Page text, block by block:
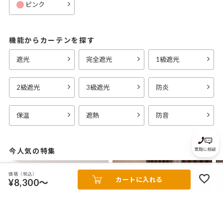
ピンク
機能からカーテンを探す
遮光 完全遮光 1級遮光
2級遮光 3級遮光 防炎
保温 遮熱 防音
今人気の特集
価格（税込）
¥8,300～ カートに入れる